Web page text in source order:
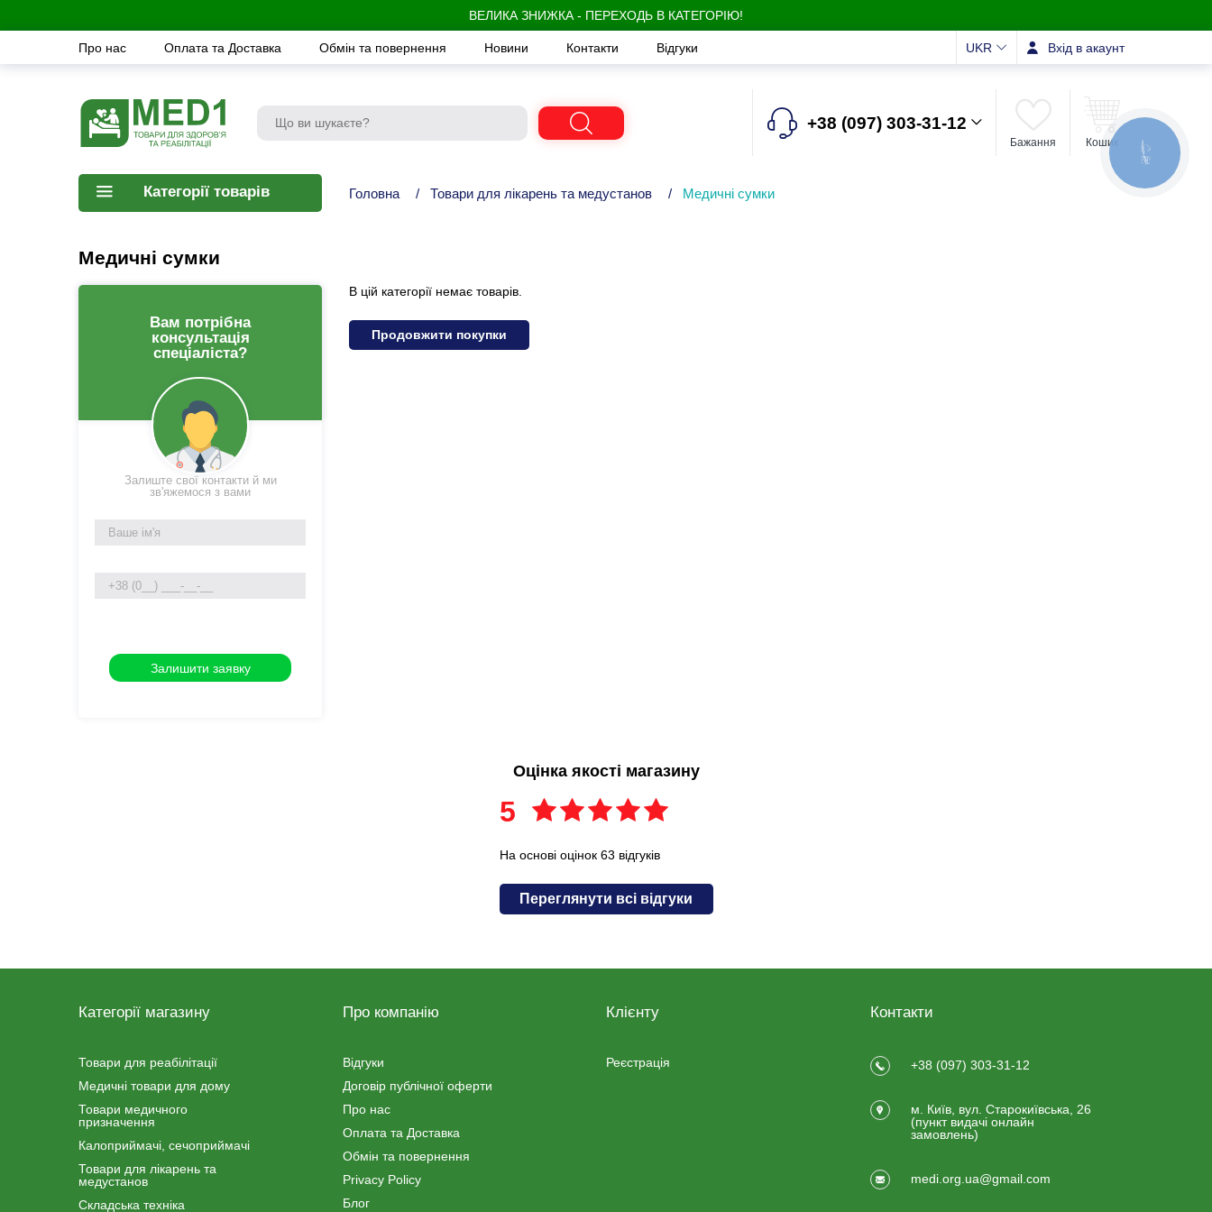
ВЕЛИКА ЗНИЖКА - ПЕРЕХОДЬ В КАТЕГОРІЮ!
Про нас Оплата та Доставка Обмін та повернення Новини Контакти Відгуки UKR Вхід в акаунт
+38 (097) 303-31-12
Бажання Кошик
Категорії товарів Головна / Товари для лікарень та медустанов / Медичні сумки
Медичні сумки
Вам потрібна
консультація
спеціаліста?
Залиште свої контакти й ми
зв'яжемося з вами
В цій категорії немає товарів.
Продовжити покупки
Оцінка якості магазину
5
На основі оцінок 63 відгуків
Переглянути всі відгуки
Категорії магазину
Товари для реабілітації
Медичні товари для дому
Товари медичного
призначення
Калоприймачі, сечоприймачі
Товари для лікарень та
медустанов
Складська техніка
Про компанію
Відгуки
Договір публічної оферти
Про нас
Оплата та Доставка
Обмін та повернення
Privacy Policy
Блог
Клієнту
Реєстрація
Контакти
+38 (097) 303-31-12
м. Київ, вул. Старокиївська, 26
(пункт видачi онлайн
замовлень)
medi.org.ua@gmail.com
КНОПКА
ЗВ'ЯЗКУ